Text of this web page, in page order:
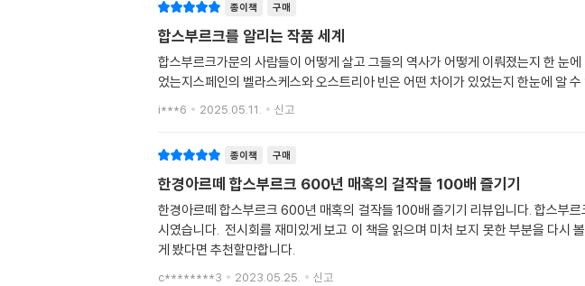
종이책 구매
합스부르크를 알리는 작품 세계
합스부르크가문의 사람들이 어떻게 살고 그들의 역사가 어떻게 이뤄졌는지 한 눈
었는지스페인의 벨라스케스와 오스트리아 빈은 어떤 차이가 있었는지 한눈에 알 수
i***6 2025.05.11. 신고
종이책 구매
한경아르떼 합스부르크 600년 매혹의 걸작들 100배 즐기기
한경아르떼 합스부르크 600년 매혹의 걸작들 100배 즐기기 리뷰입니다. 합스부르크 전시회가 성황리에 끝났습니다. 세계사에 뚜렷하게 남은 이름, 합스부르크 왕가에 대한 전
시였습니다. 전시회를 재미있게 보고 이 책을 읽으며 미처 보지 못한 부분을 다시 볼 수 있었습니다. 놓친 부분, 기억해야 할 부분을 다양하게 짚어주네요. 합스부르크 전을 재밌
게 봤다면 추천할만합니다.
c********3 2023.05.25. 신고